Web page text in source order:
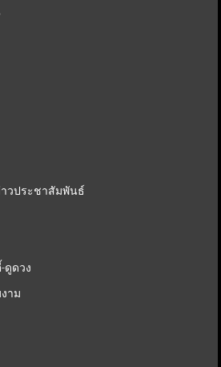
าวประชาสัมพันธ์
ดูดวง
าม